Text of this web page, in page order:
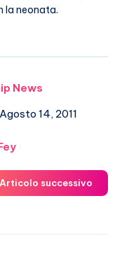
la neonata.
News
Agosto 14, 2011
Articolo successivo